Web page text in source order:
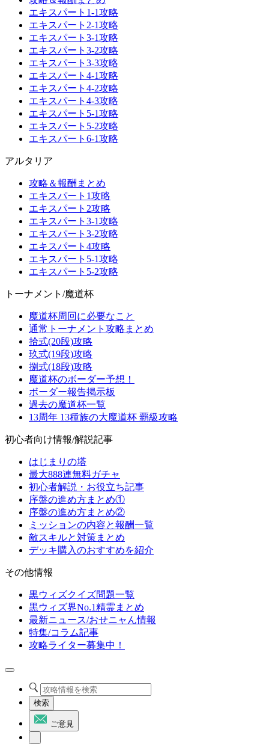
エキスパート1-1攻略
エキスパート2-1攻略
エキスパート3-1攻略
エキスパート3-2攻略
エキスパート3-3攻略
エキスパート4-1攻略
エキスパート4-2攻略
エキスパート4-3攻略
エキスパート5-1攻略
エキスパート5-2攻略
エキスパート6-1攻略
アルタリア
攻略＆報酬まとめ
エキスパート1攻略
エキスパート2攻略
エキスパート3-1攻略
エキスパート3-2攻略
エキスパート4攻略
エキスパート5-1攻略
エキスパート5-2攻略
トーナメント/魔道杯
魔道杯周回に必要なこと
通常トーナメント攻略まとめ
拾式(20段)攻略
玖式(19段)攻略
捌式(18段)攻略
魔道杯のボーダー予想！
ボーダー報告掲示板
過去の魔道杯一覧
13周年 13種族の大魔道杯 覇級攻略
初心者向け情報/解説記事
はじまりの塔
最大888連無料ガチャ
初心者解説・お役立ち記事
序盤の進め方まとめ①
序盤の進め方まとめ②
ミッションの内容と報酬一覧
敵スキルと対策まとめ
デッキ購入のおすすめを紹介
その他情報
黒ウィズクイズ問題一覧
黒ウィズ界No.1精霊まとめ
最新ニュース/おせニャん情報
特集/コラム記事
攻略ライター募集中！
検索
ご意見